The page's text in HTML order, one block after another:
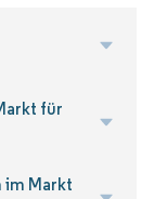
für
im Markt